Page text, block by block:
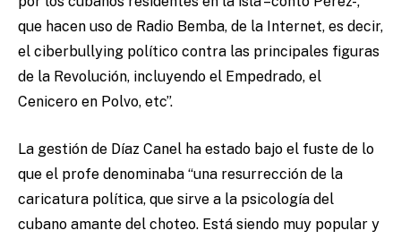
que hacen uso de Radio Bemba, de la Internet, es decir,
el ciberbullying político contra las principales figuras
de la Revolución, incluyendo el Empedrado, el
Cenicero en Polvo, etc”.
La gestión de Díaz Canel ha estado bajo el fuste de lo
que el profe denominaba “una resurrección de la
caricatura política, que sirve a la psicología del
cubano amante del choteo. Está siendo muy popular y